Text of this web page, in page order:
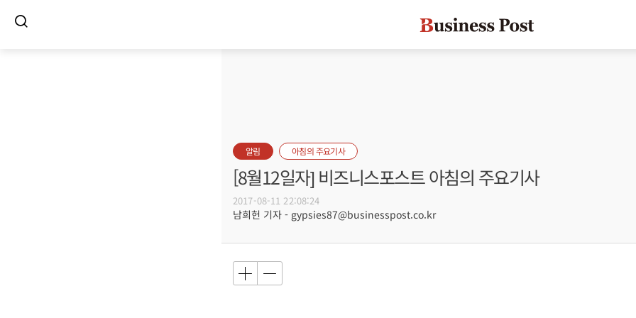
알림 아침의 주요기사
[8월12일자] 비즈니스포스트 아침의 주요기사
2017-08-11 22:08:24
남희헌 기자 - gypsies87@businesspost.co.kr